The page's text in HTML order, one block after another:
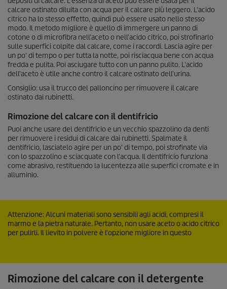
calcare ostinato diluita con acqua per il calcare più leggero. L'acido
citrico ha lo stesso effetto, quindi può essere usato nello stesso
modo. Il metodo migliore è quello di immergere un panno di
cotone o di microfibra nell'aceto o nell'acido citrico, poi strofinarlo
sulle superfici colpite dal calcare, come i raccordi. Lascia agire per
un po' di tempo o per tutta la notte, poi risciacqua bene con acqua
fredda e pulita. Poi asciugare tutto con un panno pulito. L'acido
dell'aceto è utile anche contro il calcare ostinato dell'urina.
Consiglio: usa il trucco del palloncino per rimuovere il calcare
ostinato dai rubinetti.
Rimozione del calcare con il dentifricio
Puoi anche usare del dentifricio e un vecchio spazzolino da denti
per rimuovere i residui di calcare dai rubinetti. Spalmate il
dentifricio, lasciatelo agire per un po' di tempo, poi strofinate via
con lo spazzolino e sciacquate con l'acqua. Il dentifricio funziona
come abrasivo, restituendo la lucentezza alle superfici cromate e in
alluminio.
Attenzione: Alcuni materiali sono sensibili agli acidi, compresi il
marmo e la pietra naturale. Pertanto, non usare aceto o acido citrico
per pulirli. Il lievito in polvere è l'opzione migliore in questo
Rimozione del calcare con il detergente